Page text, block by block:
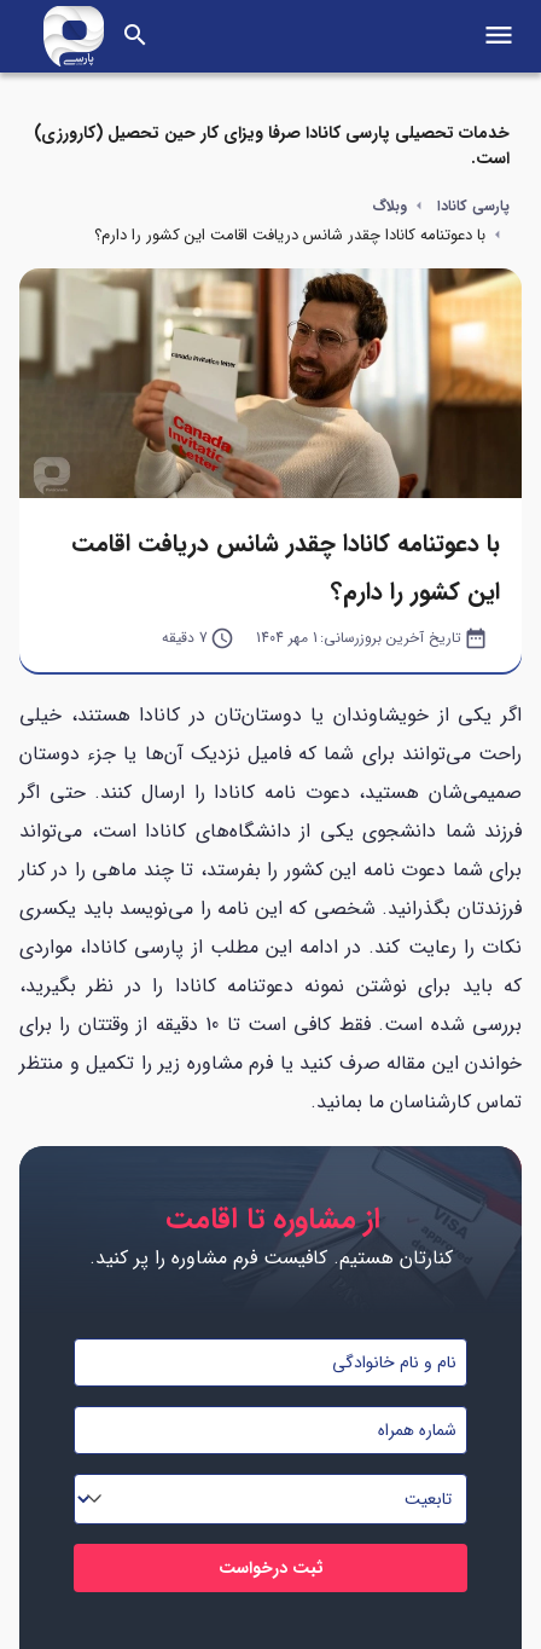
search menu
خدمات تحصیلی پارسی کانادا صرفا ویزای کار حین تحصیل (کارورزی)
است.
پارسی کانادا وبلاگ
با دعوتنامه کانادا چقدر شانس دریافت اقامت این کشور را دارم؟
با دعوتنامه کانادا چقدر شانس دریافت اقامت
این کشور را دارم؟
date_range تاریخ آخرین بروزرسانی: 1 مهر 1404 query_builder 7 دقیقه
اگر یکی از خویشاوندان یا دوستان‌تان در کانادا هستند، خیلی
راحت می‌توانند برای شما که فامیل نزدیک آن‌ها یا جزء دوستان
صمیمی‌شان هستید، دعوت نامه کانادا را ارسال کنند. حتی اگر
فرزند شما دانشجوی یکی از دانشگاه‌های کانادا است، می‌تواند
برای شما دعوت نامه این کشور را بفرستد، تا چند ماهی را در کنار
فرزندتان بگذرانید. شخصی که این نامه را می‌نویسد باید یکسری
نکات را رعایت کند. در ادامه این مطلب از پارسی کانادا، مواردی
که باید برای نوشتن نمونه دعوتنامه کانادا را در نظر بگیرید،
بررسی شده است. فقط کافی است تا 10 دقیقه از وقتتان را برای
خواندن این مقاله صرف کنید یا فرم مشاوره زیر را تکمیل و منتظر
تماس کارشناسان ما بمانید.
از مشاوره تا اقامت
کنارتان هستیم. کافیست فرم مشاوره را پر کنید.
نام
و
نام
خانوادگی
شماره
موبایل
تابعیت
*